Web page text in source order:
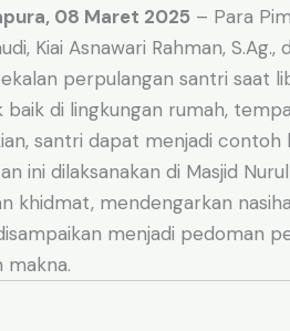
08 Maret 2025 – Para
Kiai Asnawari Rahman, S.Ag.,
perpulangan santri saat
baik di lingkungan rumah,
santri dapat menjadi contoh
ini dilaksanakan di Masjid
khidmat, mendengarkan
menjadi pedoman
makna.